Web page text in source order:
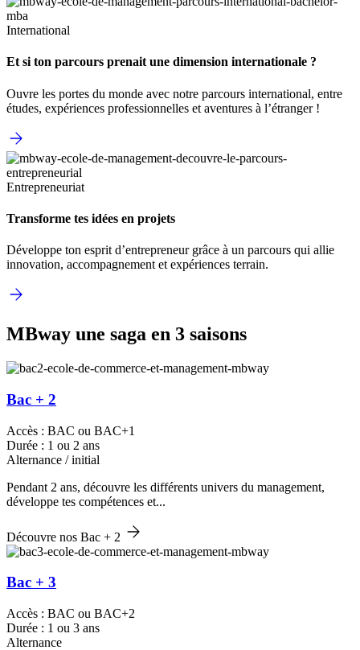
International
Et si ton parcours prenait une dimension internationale ?
Ouvre les portes du monde avec notre parcours international, entre
études, expériences professionnelles et aventures à l’étranger !
Entrepreneuriat
Transforme tes idées en projets
Développe ton esprit d’entrepreneur grâce à un parcours qui allie
innovation, accompagnement et expériences terrain.
MBway une saga en 3 saisons
Bac + 2
Accès : BAC ou BAC+1
Durée : 1 ou 2 ans
Alternance / initial
Pendant 2 ans, découvre les différents univers du management,
développe tes compétences et...
Découvre nos Bac + 2
Bac + 3
Accès : BAC ou BAC+2
Durée : 1 ou 3 ans
Alternance